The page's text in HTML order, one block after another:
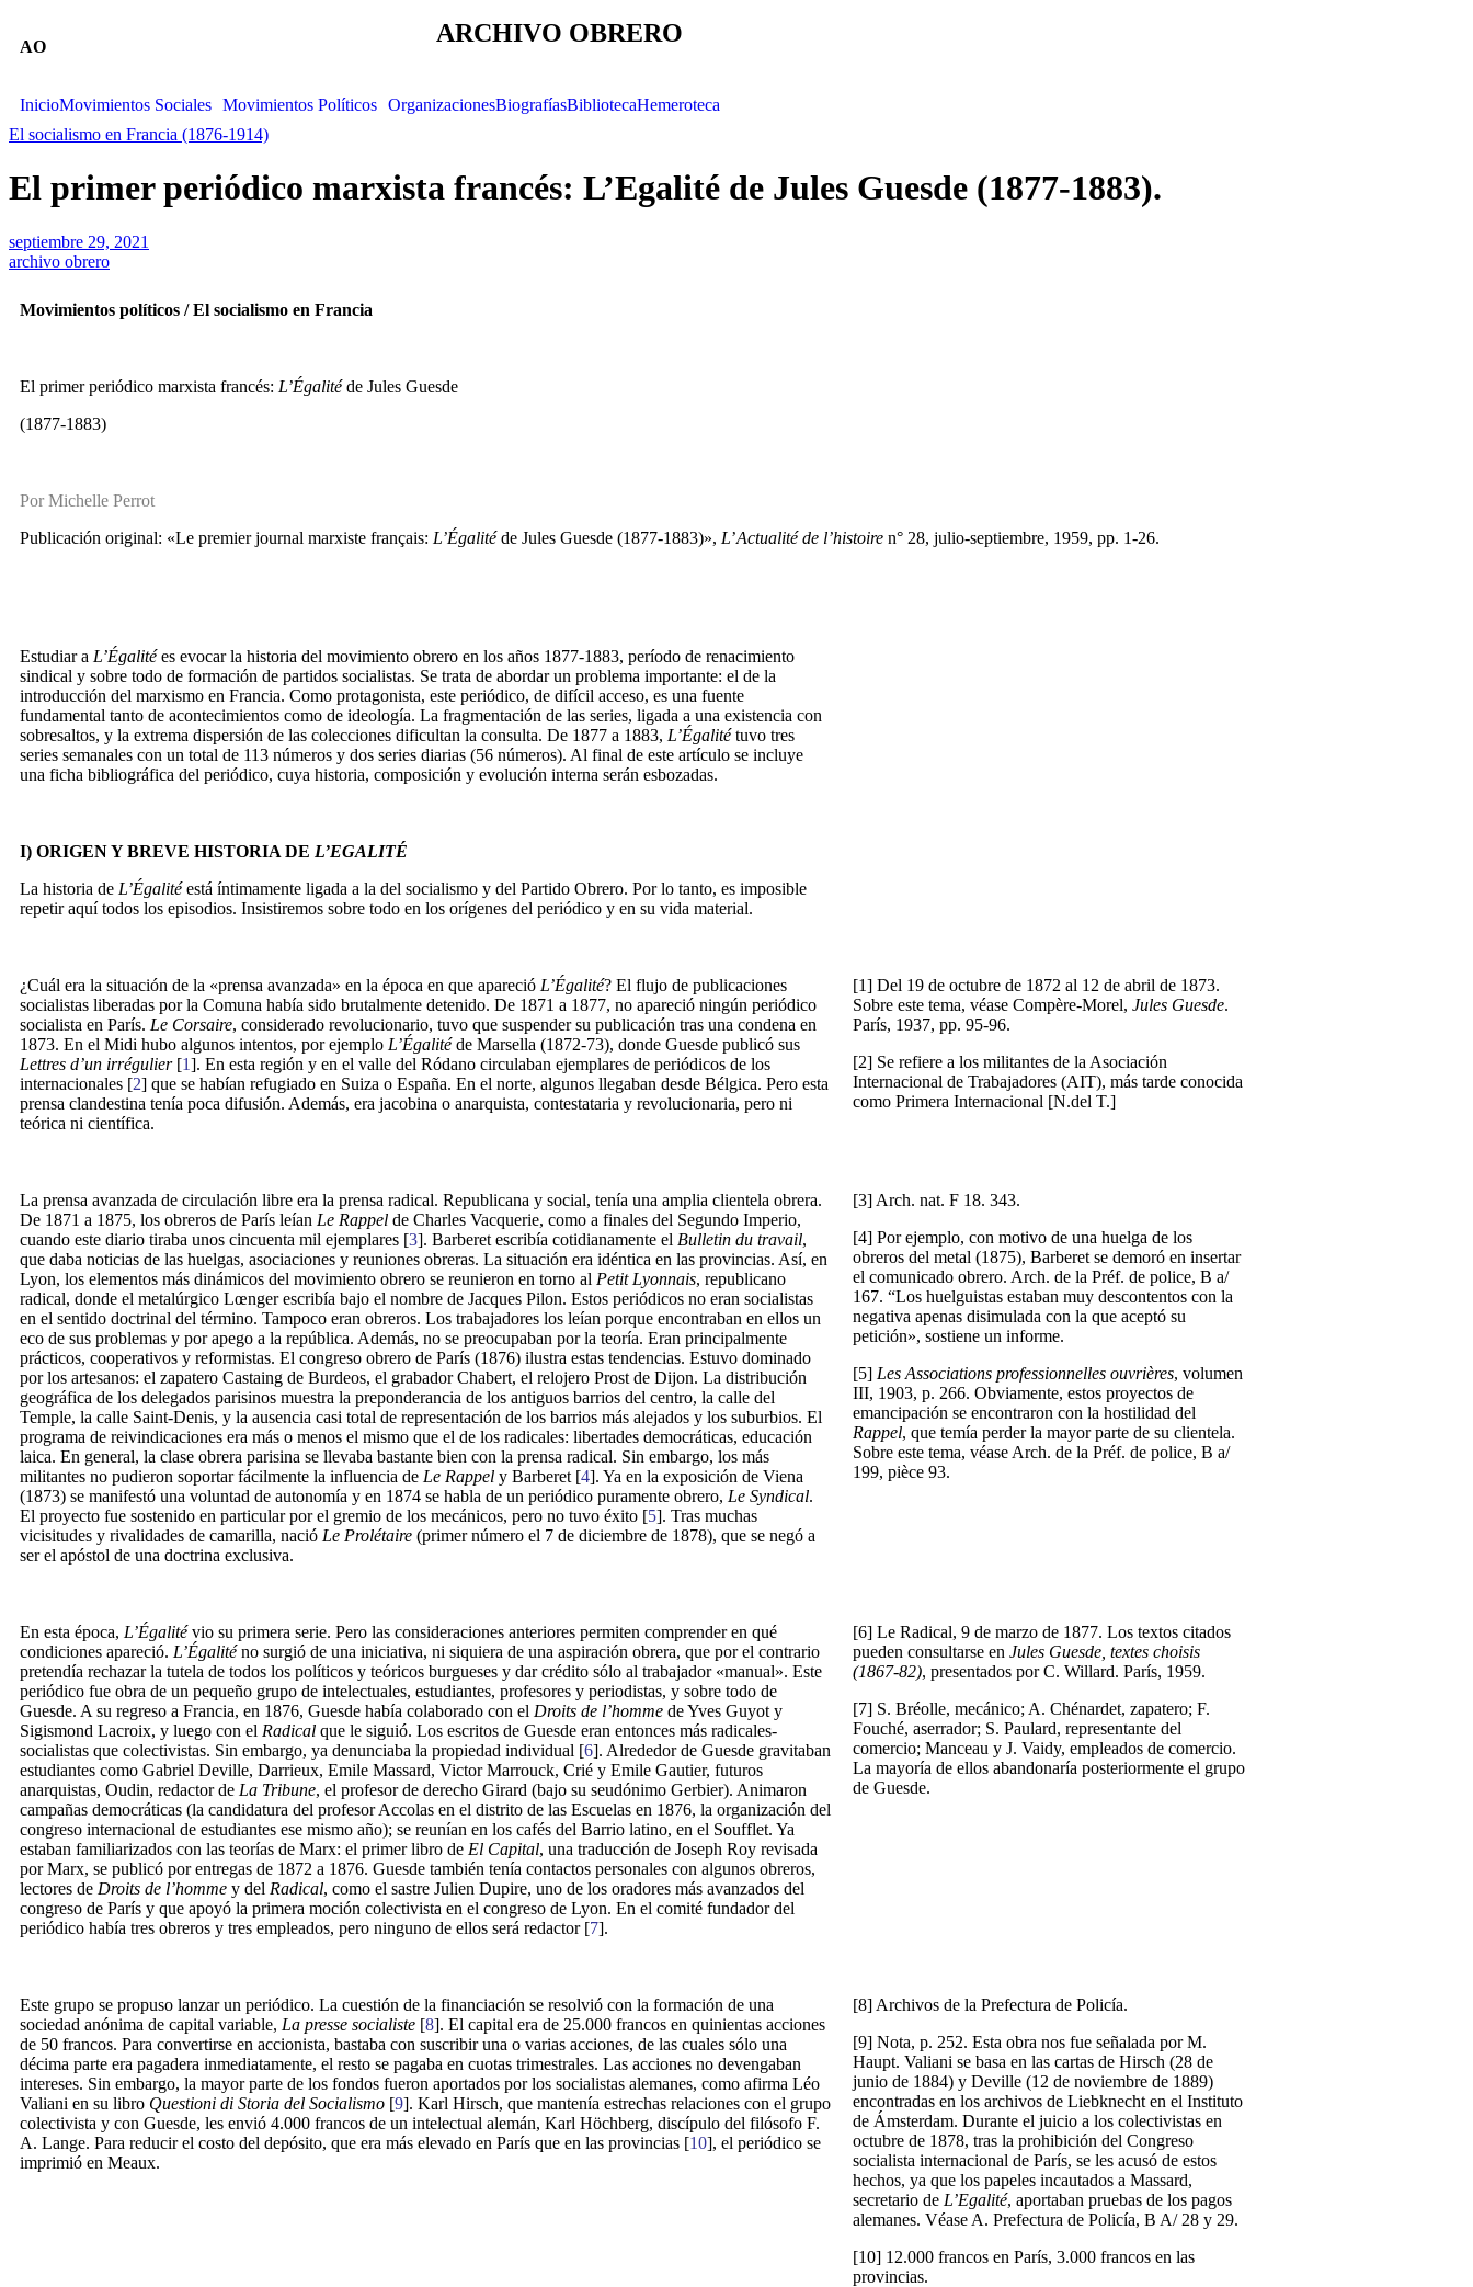
AO ARCHIVO OBRERO
InicioMovimientos Sociales Movimientos Políticos OrganizacionesBiografíasBibliotecaHemeroteca
El socialismo en Francia (1876-1914)
El primer periódico marxista francés: L’Egalité de Jules Guesde (1877-1883).
septiembre 29, 2021
archivo obrero
Movimientos políticos / El socialismo en Francia
El primer periódico marxista francés: L’Égalitéde Jules Guesde
(1877-1883)
Por Michelle Perrot
Publicación original: «Le premier journal marxiste français: L’Égalitéde Jules Guesde (1877-1883)», L’Actualité de l’histoire n° 28, julio-septiembre, 1959, pp. 1-26.
Estudiar a L’Égalitées evocar la historia del movimiento obrero en los años 1877-1883, período de renacimiento
sindical y sobre todo de formación de partidos socialistas. Se trata de abordar un problema importante: el de la
introducción del marxismo en Francia. Como protagonista, este periódico, de difícil acceso, es una fuente
fundamental tanto de acontecimientos como de ideología. La fragmentación de las series, ligada a una existencia con
sobresaltos, y la extrema dispersión de las colecciones dificultan la consulta. De 1877 a 1883, L’Égalitétuvo tres
series semanales con un total de 113 números y dos series diarias (56 números). Al final de este artículo se incluye
una ficha bibliográfica del periódico, cuya historia, composición y evolución interna serán esbozadas.
I) ORIGEN Y BREVE HISTORIA DE L’EGALITÉ
La historia de L’Égalitéestá íntimamente ligada a la del socialismo y del Partido Obrero. Por lo tanto, es imposible
repetir aquí todos los episodios. Insistiremos sobre todo en los orígenes del periódico y en su vida material.
¿Cuál era la situación de la «prensa avanzada» en la época en que apareció L’Égalité? El flujo de publicaciones
socialistas liberadas por la Comuna había sido brutalmente detenido. De 1871 a 1877, no apareció ningún periódico
socialista en París. Le Corsaire, considerado revolucionario, tuvo que suspender su publicación tras una condena en
1873. En el Midi hubo algunos intentos, por ejemplo L’Égalitéde Marsella (1872-73), donde Guesde publicó sus
Lettres d’un irrégulier[1]. En esta región y en el valle del Ródano circulaban ejemplares de periódicos de los
internacionales [2] que se habían refugiado en Suiza o España. En el norte, algunos llegaban desde Bélgica. Pero esta
prensa clandestina tenía poca difusión. Además, era jacobina o anarquista, contestataria y revolucionaria, pero ni
teórica ni científica.
[1] Del 19 de octubre de 1872 al 12 de abril de 1873.
Sobre este tema, véase Compère-Morel, Jules Guesde.
París, 1937, pp. 95-96.
[2] Se refiere a los militantes de la Asociación
Internacional de Trabajadores (AIT), más tarde conocida
como Primera Internacional [N.del T.]
La prensa avanzada de circulación libre era la prensa radical. Republicana y social, tenía una amplia clientela obrera.
De 1871 a 1875, los obreros de París leían Le Rappel de Charles Vacquerie, como a finales del Segundo Imperio,
cuando este diario tiraba unos cincuenta mil ejemplares [3]. Barberet escribía cotidianamente el Bulletin du travail,
que daba noticias de las huelgas, asociaciones y reuniones obreras. La situación era idéntica en las provincias. Así, en
Lyon, los elementos más dinámicos del movimiento obrero se reunieron en torno al Petit Lyonnais, republicano
radical, donde el metalúrgico Lœnger escribía bajo el nombre de Jacques Pilon. Estos periódicos no eran socialistas
en el sentido doctrinal del término. Tampoco eran obreros. Los trabajadores los leían porque encontraban en ellos un
eco de sus problemas y por apego a la república. Además, no se preocupaban por la teoría. Eran principalmente
prácticos, cooperativos y reformistas. El congreso obrero de París (1876) ilustra estas tendencias. Estuvo dominado
por los artesanos: el zapatero Castaing de Burdeos, el grabador Chabert, el relojero Prost de Dijon. La distribución
geográfica de los delegados parisinos muestra la preponderancia de los antiguos barrios del centro, la calle del
Temple, la calle Saint-Denis, y la ausencia casi total de representación de los barrios más alejados y los suburbios. El
programa de reivindicaciones era más o menos el mismo que el de los radicales: libertades democráticas, educación
laica. En general, la clase obrera parisina se llevaba bastante bien con la prensa radical. Sin embargo, los más
militantes no pudieron soportar fácilmente la influencia de Le Rappel y Barberet [4]. Ya en la exposición de Viena
(1873) se manifestó una voluntad de autonomía y en 1874 se habla de un periódico puramente obrero, Le Syndical.
El proyecto fue sostenido en particular por el gremio de los mecánicos, pero no tuvo éxito [5]. Tras muchas
vicisitudes y rivalidades de camarilla, nació Le Prolétaire (primer número el 7 de diciembre de 1878), que se negó a
ser el apóstol de una doctrina exclusiva.
[3] Arch. nat. F 18. 343.
[4] Por ejemplo, con motivo de una huelga de los
obreros del metal (1875), Barberet se demoró en insertar
el comunicado obrero. Arch. de la Préf. de police, B a/
167. “Los huelguistas estaban muy descontentos con la
negativa apenas disimulada con la que aceptó su
petición», sostiene un informe.
[5] Les Associations professionnelles ouvrières, volumen
III, 1903, p. 266. Obviamente, estos proyectos de
emancipación se encontraron con la hostilidad del
Rappel, que temía perder la mayor parte de su clientela.
Sobre este tema, véase Arch. de la Préf. de police, B a/
199, pièce 93.
En esta época, L’Égalitévio su primera serie. Pero las consideraciones anteriores permiten comprender en qué
condiciones apareció. L’Égaliténo surgió de una iniciativa, ni siquiera de una aspiración obrera, que por el contrario
pretendía rechazar la tutela de todos los políticos y teóricos burgueses y dar crédito sólo al trabajador «manual». Este
periódico fue obra de un pequeño grupo de intelectuales, estudiantes, profesores y periodistas, y sobre todo de
Guesde. A su regreso a Francia, en 1876, Guesde había colaborado con el Droits de l’homme de Yves Guyot y
Sigismond Lacroix, y luego con el Radical que le siguió. Los escritos de Guesde eran entonces más radicales-
socialistas que colectivistas. Sin embargo, ya denunciaba la propiedad individual [6]. Alrededor de Guesde gravitaban
estudiantes como Gabriel Deville, Darrieux, Emile Massard, Victor Marrouck, Crié y Emile Gautier, futuros
anarquistas, Oudin, redactor de La Tribune, el profesor de derecho Girard (bajo su seudónimo Gerbier). Animaron
campañas democráticas (la candidatura del profesor Accolas en el distrito de las Escuelas en 1876, la organización del
congreso internacional de estudiantes ese mismo año); se reunían en los cafés del Barrio latino, en el Soufflet. Ya
estaban familiarizados con las teorías de Marx: el primer libro de El Capital, una traducción de Joseph Roy revisada
por Marx, se publicó por entregas de 1872 a 1876. Guesde también tenía contactos personales con algunos obreros,
lectores de Droits de l’homme y del Radical, como el sastre Julien Dupire, uno de los oradores más avanzados del
congreso de París y que apoyó la primera moción colectivista en el congreso de Lyon. En el comité fundador del
periódico había tres obreros y tres empleados, pero ninguno de ellos será redactor [7].
[6] Le Radical, 9 de marzo de 1877. Los textos citados
pueden consultarse en Jules Guesde, textes choisis
(1867-82), presentados por C. Willard. París, 1959.
[7] S. Bréolle, mecánico; A. Chénardet, zapatero; F.
Fouché, aserrador; S. Paulard, representante del
comercio; Manceau y J. Vaidy, empleados de comercio.
La mayoría de ellos abandonaría posteriormente el grupo
de Guesde.
Este grupo se propuso lanzar un periódico. La cuestión de la financiación se resolvió con la formación de una
sociedad anónima de capital variable, La presse socialiste [8]. El capital era de 25.000 francos en quinientas acciones
de 50 francos. Para convertirse en accionista, bastaba con suscribir una o varias acciones, de las cuales sólo una
décima parte era pagadera inmediatamente, el resto se pagaba en cuotas trimestrales. Las acciones no devengaban
intereses. Sin embargo, la mayor parte de los fondos fueron aportados por los socialistas alemanes, como afirma Léo
Valiani en su libro Questioni di Storia del Socialismo [9]. Karl Hirsch, que mantenía estrechas relaciones con el grupo
colectivista y con Guesde, les envió 4.000 francos de un intelectual alemán, Karl Höchberg, discípulo del filósofo F.
A. Lange. Para reducir el costo del depósito, que era más elevado en París que en las provincias [10], el periódico se
imprimió en Meaux.
[8] Archivos de la Prefectura de Policía.
[9] Nota, p. 252. Esta obra nos fue señalada por M.
Haupt. Valiani se basa en las cartas de Hirsch (28 de
junio de 1884) y Deville (12 de noviembre de 1889)
encontradas en los archivos de Liebknecht en el Instituto
de Ámsterdam. Durante el juicio a los colectivistas en
octubre de 1878, tras la prohibición del Congreso
socialista internacional de París, se les acusó de estos
hechos, ya que los papeles incautados a Massard,
secretario de L’Egalité, aportaban pruebas de los pagos
alemanes. Véase A. Prefectura de Policía, B A/ 28 y 29.
[10] 12.000 francos en París, 3.000 francos en las
provincias.